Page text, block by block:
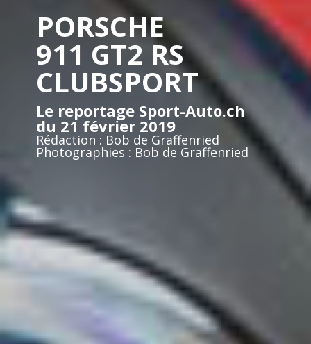
PORSCHE
911 GT2 RS
CLUBSPORT
Le reportage Sport-Auto.ch
du 21 février 2019
Rédaction : Bob de Graffenried
Photographies : Bob de Graffenried